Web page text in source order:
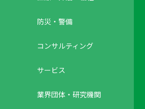
防災・警備
コンサルティング
サービス
業界団体・研究機関